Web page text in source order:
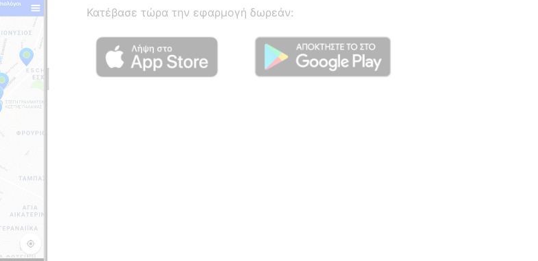
Κατέβασε τώρα την εφαρμογή δωρεάν: